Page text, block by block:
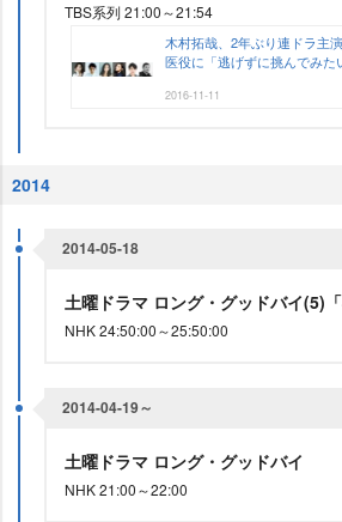
TBS系列 21:00～21:54
木村拓哉、2年ぶり連ドラ主
医役に「逃げずに挑んでみた
2016-11-11
2014
2014-05-18
土曜ドラマ ロング・グッドバイ(5)
NHK 24:50:00～25:50:00
2014-04-19～
土曜ドラマ ロング・グッドバイ
NHK 21:00～22:00